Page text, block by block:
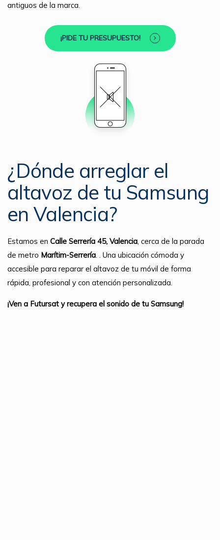
antiguos de la marca.
¡PIDE TU PRESUPUESTO!
¿Dónde arreglar el
altavoz de tu Samsung
en Valencia?
Estamos en Calle Serrería 45, Valencia, cerca de la parada
de metro Marítim-Serrería. . Una ubicación cómoda y
accesible para reparar el altavoz de tu móvil de forma
rápida, profesional y con atención personalizada.
¡Ven a Futursat y recupera el sonido de tu Samsung!